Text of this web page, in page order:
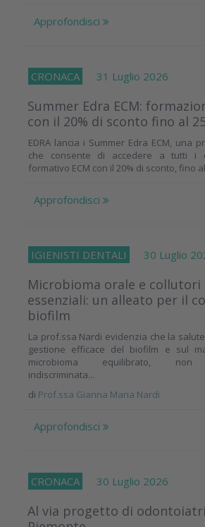
Approfondisci
CRONACA 31 Luglio 2026
Summer Edra ECM:
con il 20% di sconto fino al
EDRA lancia i Summer Edra ECM, una
che consente di accedere a tutti i
formativo ECM con il 20% di sconto, fino
Approfondisci
IGIENISTI DENTALI 30 Luglio
Microbioma orale e collutori
essenziali: un alleato per il
biofilm
La prof.ssa Nardi evidenzia che la
gestione efficace del biofilm e sul
microbioma equilibrato, non
indiscriminata...
di Prof.ssa Gianna Maria Nardi
Approfondisci
CRONACA 30 Luglio 2026
Al via progetto di